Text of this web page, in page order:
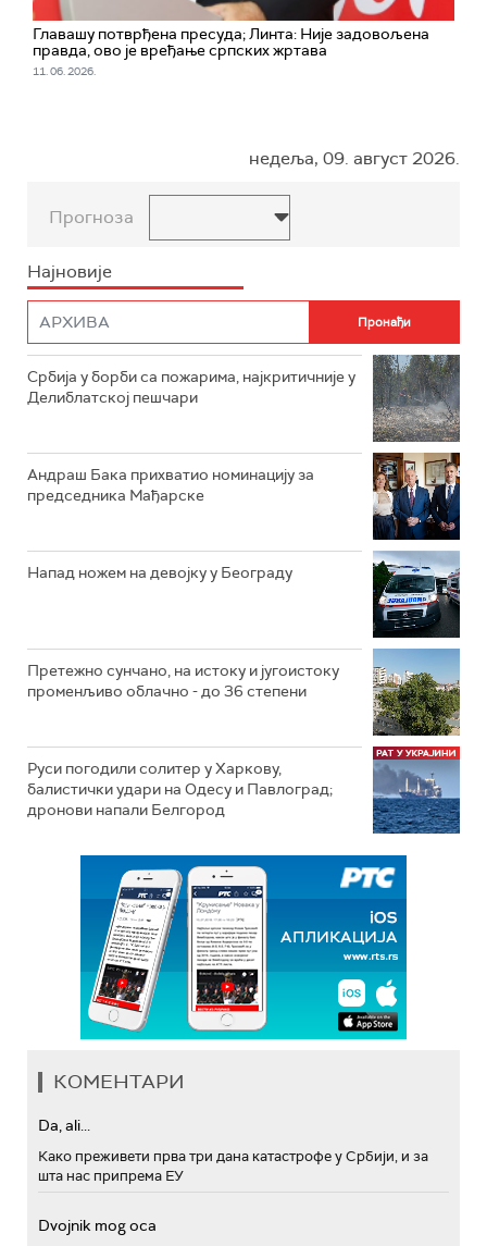
Главашу потврђена пресуда; Линта: Није задовољена
правда, ово је вређање српских жртава
11. 06. 2026.
недеља, 09. август 2026.
Прогноза
Најновије
Србија у борби са пожарима, најкритичније у
Делиблатској пешчари
Андраш Бака прихватио номинацију за
председника Мађарске
Напад ножем на девојку у Београду
Претежно сунчано, на истоку и југоистоку
променљиво облачно - до 36 степени
Руси погодили солитер у Харкову,
балистички удари на Одесу и Павлоград;
дронови напали Белгород
КОМЕНТАРИ
Da, ali...
Како преживети прва три дана катастрофе у Србији, и за
шта нас припрема ЕУ
Dvojnik mog oca